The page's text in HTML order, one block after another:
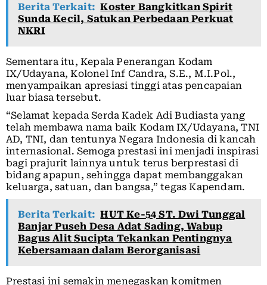
Berita Terkait: Koster Bangkitkan Spirit
Sunda Kecil, Satukan Perbedaan Perkuat
NKRI
Sementara itu, Kepala Penerangan Kodam
IX/Udayana, Kolonel Inf Candra, S.E., M.I.Pol.,
menyampaikan apresiasi tinggi atas pencapaian
luar biasa tersebut.
“Selamat kepada Serda Kadek Adi Budiasta yang
telah membawa nama baik Kodam IX/Udayana, TNI
AD, TNI, dan tentunya Negara Indonesia di kancah
internasional. Semoga prestasi ini menjadi inspirasi
bagi prajurit lainnya untuk terus berprestasi di
bidang apapun, sehingga dapat membanggakan
keluarga, satuan, dan bangsa,” tegas Kapendam.
Berita Terkait: HUT Ke-54 ST. Dwi Tunggal
Banjar Puseh Desa Adat Sading, Wabup
Bagus Alit Sucipta Tekankan Pentingnya
Kebersamaan dalam Berorganisasi
Prestasi ini semakin menegaskan komitmen